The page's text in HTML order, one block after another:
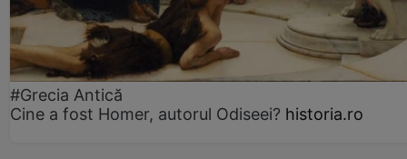
#Grecia Antică
Cine a fost Homer, autorul Odiseei? historia.ro